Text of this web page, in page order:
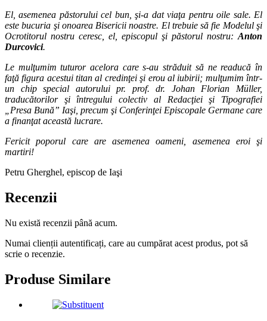
El, asemenea păstorului cel bun, şi-a dat viaţa pentru oile sale. El
este bucuria şi onoarea Bisericii noastre. El trebuie să fie Modelul şi
Ocrotitorul nostru ceresc, el, episcopul şi păstorul nostru: Anton
Durcovici.
Le mulţumim tuturor acelora care s-au străduit să ne readucă în
faţă figura acestui titan al credinţei şi erou al iubirii; mulţumim într-
un chip special autorului pr. prof. dr. Johan Florian Müller,
traducătorilor şi întregului colectiv al Redacţiei şi Tipografiei
„Presa Bună” Iaşi, precum şi Conferinţei Episcopale Germane care
a finanţat această lucrare.
Fericit poporul care are asemenea oameni, asemenea eroi şi
martiri!
Petru Gherghel, episcop de Iaşi
Recenzii
Nu există recenzii până acum.
Numai clienții autentificați, care au cumpărat acest produs, pot să
scrie o recenzie.
Produse Similare